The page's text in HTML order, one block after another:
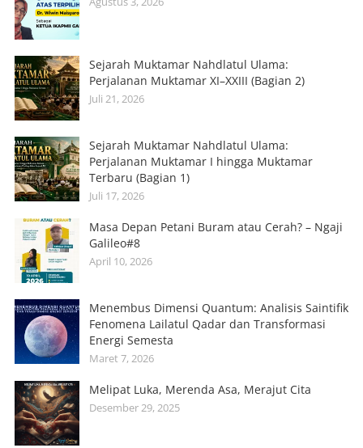
Sejarah Muktamar Nahdlatul Ulama:
Perjalanan Muktamar XI–XXIII (Bagian 2)
Juli 21, 2026
Sejarah Muktamar Nahdlatul Ulama:
Perjalanan Muktamar I hingga Muktamar
Terbaru (Bagian 1)
Juli 17, 2026
Masa Depan Petani Buram atau Cerah? – Ngaji
Galileo#8
April 10, 2026
Menembus Dimensi Quantum: Analisis Saintifik
Fenomena Lailatul Qadar dan Transformasi
Energi Semesta
Maret 7, 2026
Melipat Luka, Merenda Asa, Merajut Cita
Desember 29, 2025